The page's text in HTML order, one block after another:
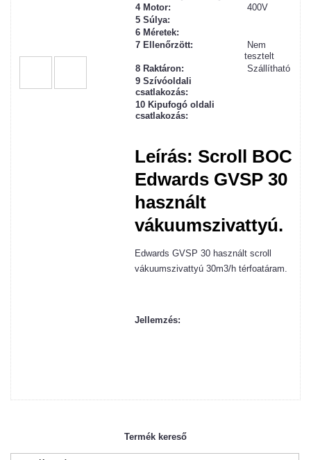
4 Motor:
400V
5 Súlya:
6 Méretek:
7 Ellenőrzött:
Nem
tesztelt
8 Raktáron:
Szállítható
9 Szívóoldali
csatlakozás:
10 Kipufogó oldali
csatlakozás:
Leírás: Scroll BOC
Edwards GVSP 30
használt
vákuumszivattyú.
Edwards GVSP 30 használt scroll
vákuumszivattyú 30m3/h térfoatáram.
Jellemzés:
Termék kereső